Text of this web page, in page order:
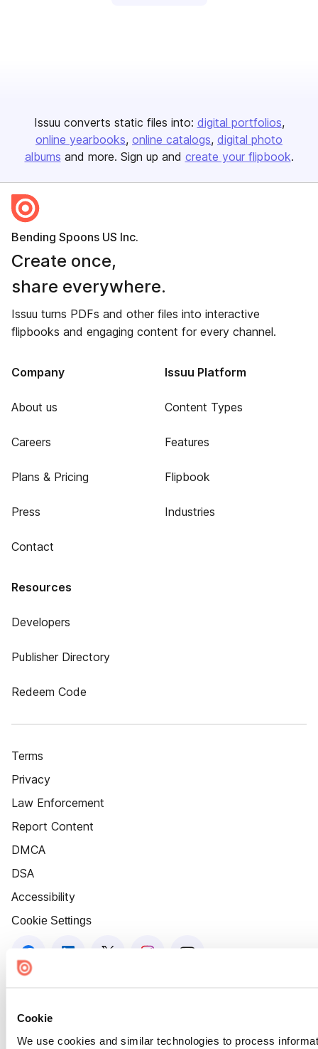
Cookie
We use cookies and similar technologies to process
Issuu converts static files into: digital portfolios
online yearbooks online catalogs digital photo
albums and more. Sign up and create your flipbook.
Bending Spoons US Inc.
Create once,
share everywhere.
Issuu turns PDFs and other files into interactive
flipbooks and engaging content for every channel.
Company
About us
Careers
Plans & Pricing
Press
Contact
Issuu Platform
Content Types
Features
Flipbook
Industries
Resources
Developers
Publisher Directory
Redeem Code
Terms
Privacy
Law Enforcement
Report Content
DMCA
DSA
Accessibility
Cookie Settings